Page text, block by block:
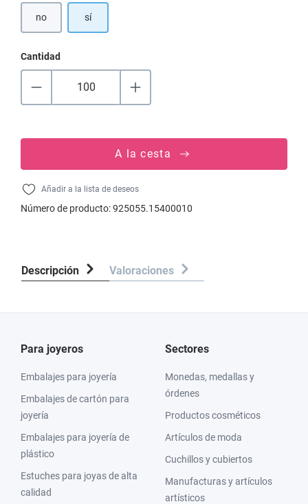
no sí
Cantidad
A la cesta
Añadir a la lista de deseos
Número de producto:925055.15400010
Descripción Valoraciones
Para joyeros
Embalajes para joyería
Embalajes de cartón para
joyería
Embalajes para joyería de
plástico
Estuches para joyas de alta
calidad
Sectores
Monedas, medallas y
órdenes
Productos cosméticos
Artículos de moda
Cuchillos y cubiertos
Manufacturas y artículos
artísticos